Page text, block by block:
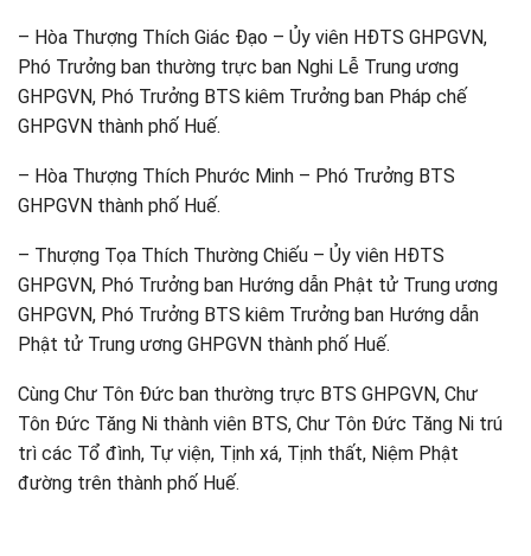
– Hòa Thượng Thích Giác Đạo – Ủy viên HĐTS GHPGVN,
Phó Trưởng ban thường trực ban Nghi Lễ Trung ương
GHPGVN, Phó Trưởng BTS kiêm Trưởng ban Pháp chế
GHPGVN thành phố Huế.
– Hòa Thượng Thích Phước Minh – Phó Trưởng BTS
GHPGVN thành phố Huế.
– Thượng Tọa Thích Thường Chiếu – Ủy viên HĐTS
GHPGVN, Phó Trưởng ban Hướng dẫn Phật tử Trung ương
GHPGVN, Phó Trưởng BTS kiêm Trưởng ban Hướng dẫn
Phật tử Trung ương GHPGVN thành phố Huế.
Cùng Chư Tôn Đức ban thường trực BTS GHPGVN, Chư
Tôn Đức Tăng Ni thành viên BTS, Chư Tôn Đức Tăng Ni trú
trì các Tổ đình, Tự viện, Tịnh xá, Tịnh thất, Niệm Phật
đường trên thành phố Huế.